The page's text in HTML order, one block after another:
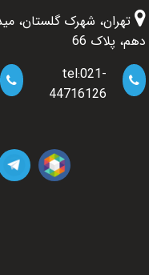
تهران، شهرک گلستان،
دهم، پلاک 66
tel:021-
44716126